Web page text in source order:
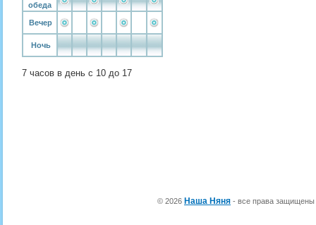
обеда
Вечер
Ночь
7 часов в день с 10 до 17
© 2026 Наша Няня - все права